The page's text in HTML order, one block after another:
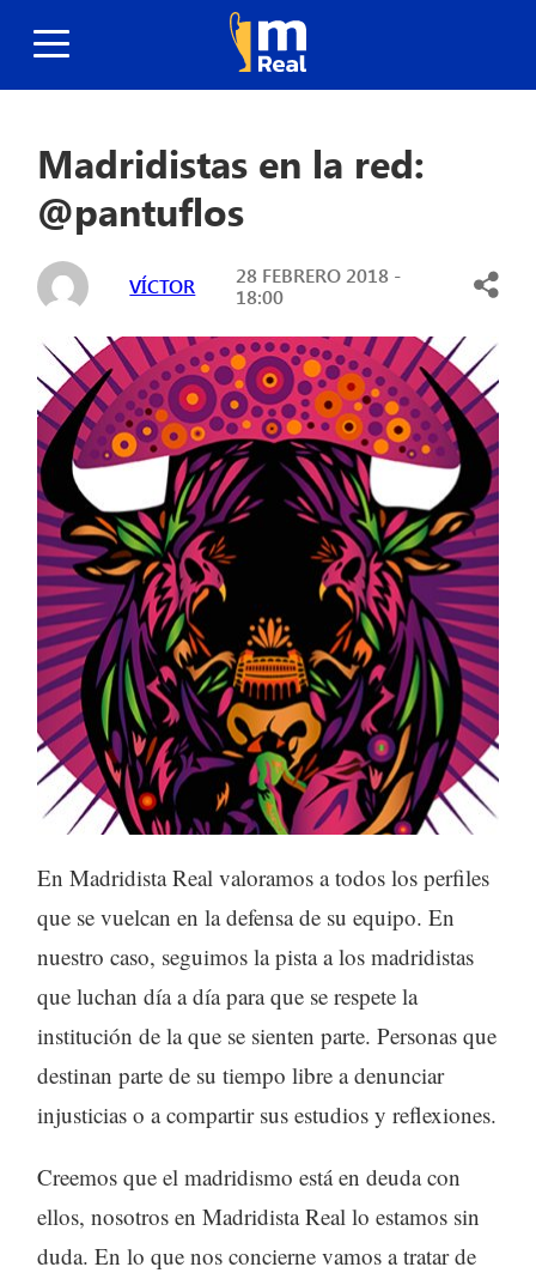
Madridistas en la red:
@pantuflos
VÍCTOR
28 FEBRERO 2018 -
18:00
En Madridista Real valoramos a todos los perfiles
que se vuelcan en la defensa de su equipo. En
nuestro caso, seguimos la pista a los madridistas
que luchan día a día para que se respete la
institución de la que se sienten parte. Personas que
destinan parte de su tiempo libre a denunciar
injusticias o a compartir sus estudios y reflexiones.
Creemos que el madridismo está en deuda con
ellos, nosotros en Madridista Real lo estamos sin
duda. En lo que nos concierne vamos a tratar de